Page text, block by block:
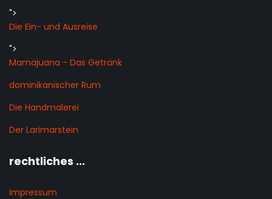
">
Die Ein- und Ausreise
">
Mamajuana - Das Getränk
dominikanischer Rum
Die Handmalerei
Der Larimarstein
rechtliches ...
Impressum